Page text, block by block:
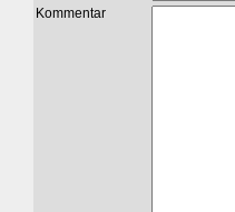
Kommentar